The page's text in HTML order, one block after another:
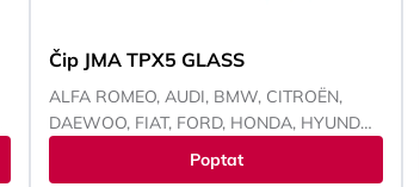
Čip JMA TPX5 GLASS
ALFA ROMEO, AUDI, BMW, CITROËN,
DAEWOO, FIAT, FORD, HONDA, HYUNDAI,
CHEVROLET, CHRYSLER, ISUZU, IVECO,
JEEP, KAWASAKI, KIA, LANCIA, LAND
Poptat